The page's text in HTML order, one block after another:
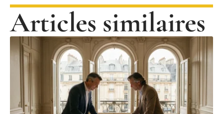
Articles similaires